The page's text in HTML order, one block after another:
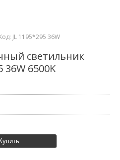
JL 1195*295 36W
светильник
36W 6500K